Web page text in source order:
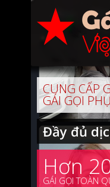
CUNG CẤP
GÁI GỌI
Đầy đủ
Hơn
GÁI GỌI TOÀN